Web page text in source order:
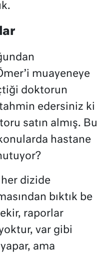
muayeneye
doktorun
edersiniz ki
satın almış. Bu
hastane
dizide
bıktık be
raporlar
var gibi
ama